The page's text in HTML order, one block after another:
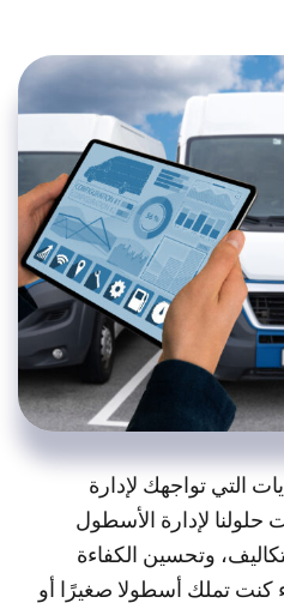
التي تواجهك لإدارة
لإدارة الأسطول
وتحسين الكفاءة
كنت تملك أسطولا صغيرًا أو